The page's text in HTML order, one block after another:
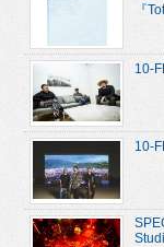
『
10-
10-